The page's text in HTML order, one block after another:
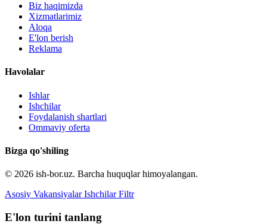
Biz haqimizda
Xizmatlarimiz
Aloqa
E'lon berish
Reklama
Havolalar
Ishlar
Ishchilar
Foydalanish shartlari
Ommaviy oferta
Bizga qo'shiling
© 2026 ish-bor.uz. Barcha huquqlar himoyalangan.
Asosiy Vakansiyalar Ishchilar Filtr
E'lon turini tanlang